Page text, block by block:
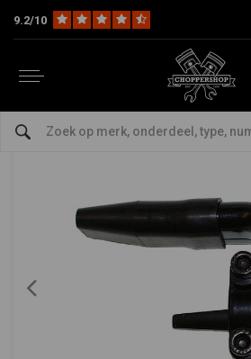
9.2/10
Multi-fit Stuur & Toebehoor
Push/Pull Gashandvat 22MM